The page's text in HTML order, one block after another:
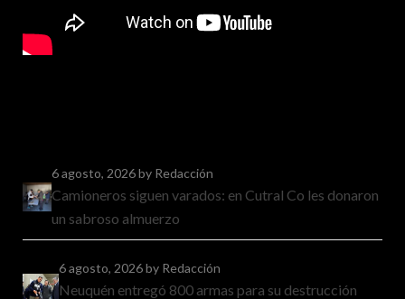
6 agosto, 2026by Redacción
Camioneros siguen varados: en Cutral Co les donaron
un sabroso almuerzo
6 agosto, 2026by Redacción
Neuquén entregó 800 armas para su destrucción